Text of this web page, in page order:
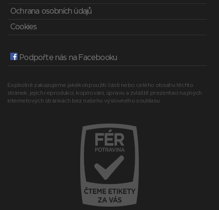
Ochrana osobních údajů
Cookies
Podpořte nás na Facebooku
Explicitně zakazujeme jakékoli použití části nebo celého obsahu těchto
stránek, jejich reprodukci, kopírování, úpravu a zvláště prezentaci na jiných
internetových stránkách bez našeho výslovného souhlasu.